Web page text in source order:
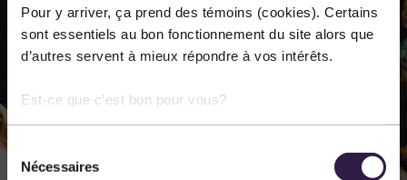
Pour y arriver, ça prend des témoins (cookies). Certains
sont essentiels au bon fonctionnement du site alors que
d’autres servent à mieux répondre à vos intérêts.
Est-ce que c’est bon pour vous?
Sélection
Nécessaires
Nous présentons près de 60 représentations
annuellement dans les différentes disciplines des arts
de la scène. Notre principal lieu de diffusion est la salle